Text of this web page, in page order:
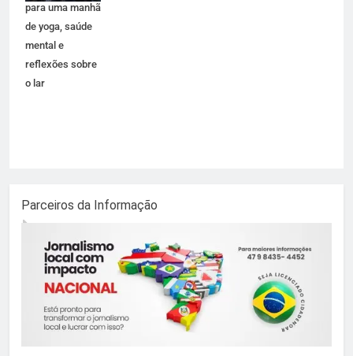
para uma manhã
de yoga, saúde
mental e
reflexões sobre
o lar
Parceiros da Informação